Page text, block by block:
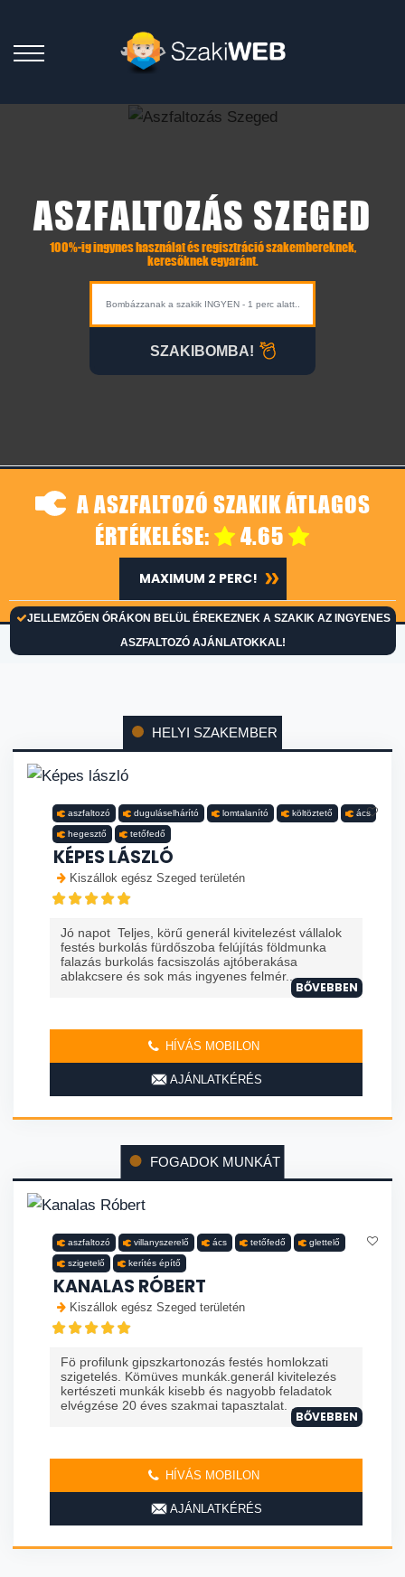
ASZFALTOZÁS SZEGED
100%-ig ingynes használat és regisztráció szakembereknek,
keresőknek egyaránt.
SZAKIBOMBA!
A ASZFALTOZÓ SZAKIK ÁTLAGOS
ÉRTÉKELÉSE:
4.65
JELLEMZŐEN ÓRÁKON BELÜL ÉREKEZNEK A SZAKIK AZ INGYENES
ASZFALTOZÓ AJÁNLATOKKAL!
MAXIMUM 2 PERC!
HELYI SZAKEMBER
aszfaltozó duguláselhárító lomtalanító költöztető ács
hegesztő tetőfedő
KÉPES LÁSZLÓ
Kiszállok egész Szeged területén
Jó napot Teljes, körű generál kivitelezést vállalok
festés burkolás fürdőszoba felújítás földmunka
falazás burkolás facsiszolás ajtóberakása
ablakcsere és sok más ingyenes felmér...
BŐVEBBEN
HÍVÁS MOBILON
AJÁNLATKÉRÉS
FOGADOK MUNKÁT
aszfaltozó villanyszerelő ács tetőfedő glettelő
szigetelő kerítés építő
KANALAS RÓBERT
Kiszállok egész Szeged területén
Fö profilunk gipszkartonozás festés homlokzati
szigetelés. Kömüves munkák.generál kivitelezés
kertészeti munkák kisebb és nagyobb feladatok
elvégzése 20 éves szakmai tapasztalat. ...
BŐVEBBEN
HÍVÁS MOBILON
AJÁNLATKÉRÉS